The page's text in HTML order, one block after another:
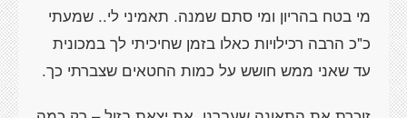
מי בטח בהריון ומי סתם שמנה. תאמיני לי.. שמעתי
כ"כ הרבה רכילויות כאלו בזמן שחיכיתי לך במכונית
עד שאני ממש חושש על כמות החטאים שצברתי כך.